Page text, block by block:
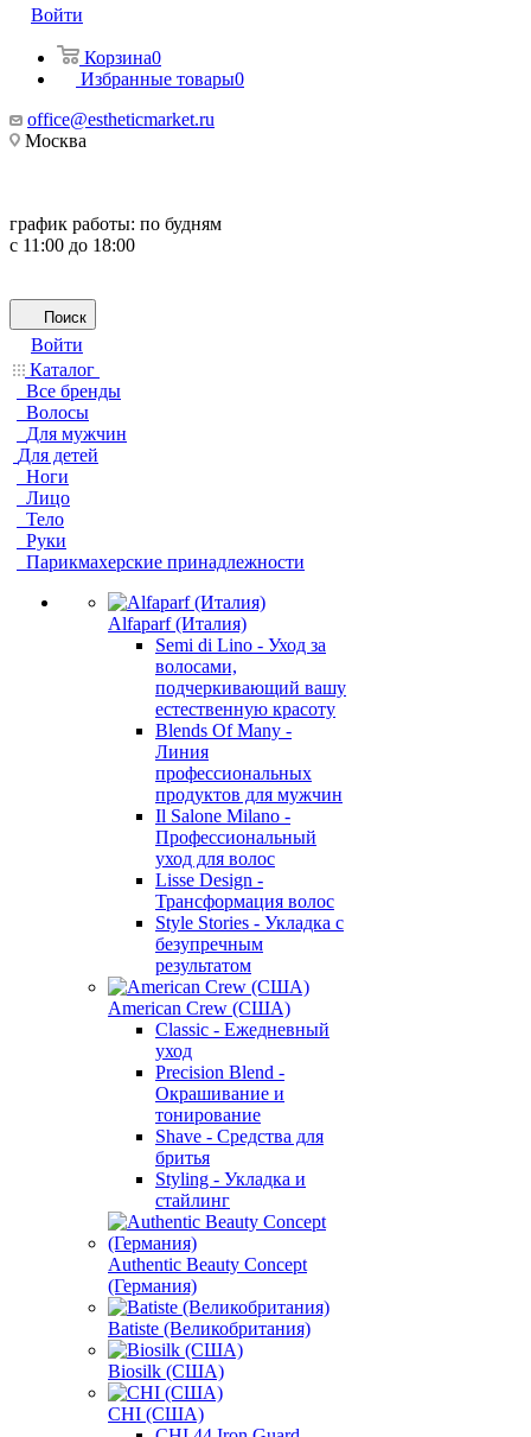
Войти
Корзина0
Избранные товары0
office@estheticmarket.ru
Москва
график работы: по будням
с 11:00 до 18:00
Поиск
Войти
Каталог
Все бренды
Волосы
Для мужчин
Для детей
Ноги
Лицо
Тело
Руки
Парикмахерские принадлежности
Alfaparf (Италия)
Semi di Lino - Уход за
волосами,
подчеркивающий вашу
естественную красоту
Blends Of Many -
Линия
профессиональных
продуктов для мужчин
Il Salone Milano -
Профессиональный
уход для волос
Lisse Design -
Трансформация волос
Style Stories - Укладка с
безупречным
результатом
American Crew (США)
Classic - Ежедневный
уход
Precision Blend -
Окрашивание и
тонирование
Shave - Средства для
бритья
Styling - Укладка и
стайлинг
Authentic Beauty Concept
(Германия)
Batiste (Великобритания)
Biosilk (США)
CHI (США)